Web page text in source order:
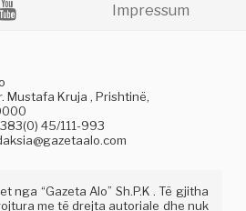
Impressum
Mustafa Kruja , Prishtinë,
45/111-993
nga “Gazeta Alo” Sh.P.K . Të gjitha
me të drejta autoriale dhe nuk